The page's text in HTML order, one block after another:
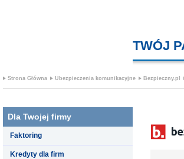
TWÓJ
Strona Główna Ubezpieczenia komunikacyjne Bezpieczny.pl
Dla Twojej firmy
Faktoring
Kredyty dla firm